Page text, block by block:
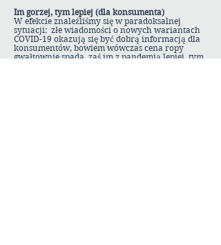
Im gorzej, tym lepiej (dla konsumenta)
W efekcie znaleźliśmy się w paradoksalnej
sytuacji: złe wiadomości o nowych wariantach
COVID-19 okazują się być dobrą informacją dla
konsumentów, bowiem wówczas cena ropy
gwałtownie spada, zaś im z pandemią lepiej, tym